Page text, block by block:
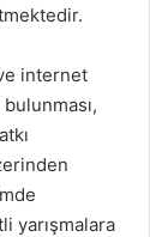
internet
yarışmalara